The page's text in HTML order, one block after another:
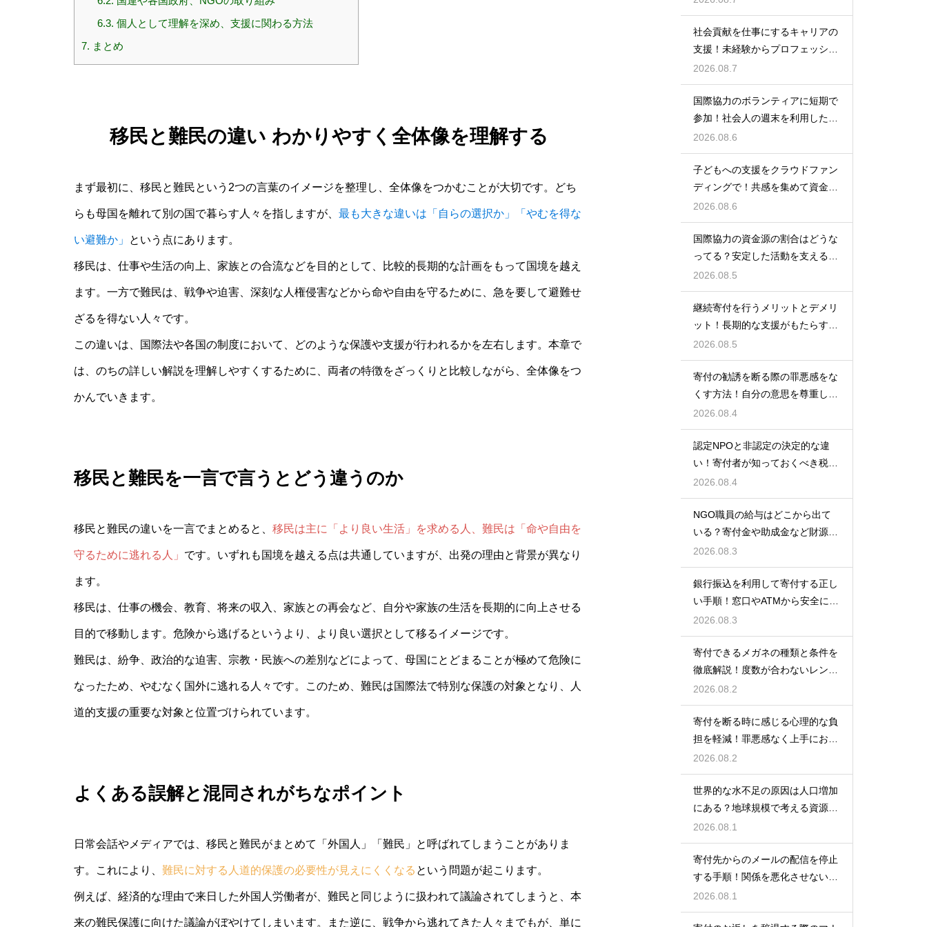
6.3. 個人として理解を深め、支援に関わる方法
7. まとめ
移民と難民の違い わかりやすく全体像を理解する
まず最初に、移民と難民という2つの言葉のイメージを整理し、全体像をつかむことが大切です。どち
らも母国を離れて別の国で暮らす人々を指しますが、 最も大きな違いは「自らの選択か」「やむを得な
い避難か」 という点にあります。
移民は、仕事や生活の向上、家族との合流などを目的として、比較的長期的な計画をもって国境を越え
ます。一方で難民は、戦争や迫害、深刻な人権侵害などから命や自由を守るために、急を要して避難せ
ざるを得ない人々です。
この違いは、国際法や各国の制度において、どのような保護や支援が行われるかを左右します。本章で
は、のちの詳しい解説を理解しやすくするために、両者の特徴をざっくりと比較しながら、全体像をつ
かんでいきます。
移民と難民を一言で言うとどう違うのか
移民と難民の違いを一言でまとめると、 移民は主に「より良い生活」を求める人、難民は「命や自由を
守るために逃れる人」 です。いずれも国境を越える点は共通していますが、出発の理由と背景が異なり
ます。
移民は、仕事の機会、教育、将来の収入、家族との再会など、自分や家族の生活を長期的に向上させる
目的で移動します。危険から逃げるというより、より良い選択として移るイメージです。
難民は、紛争、政治的な迫害、宗教・民族への差別などによって、母国にとどまることが極めて危険に
なったため、やむなく国外に逃れる人々です。このため、難民は国際法で特別な保護の対象となり、人
道的支援の重要な対象と位置づけられています。
よくある誤解と混同されがちなポイント
日常会話やメディアでは、移民と難民がまとめて「外国人」「難民」と呼ばれてしまうことがありま
す。これにより、 難民に対する人道的保護の必要性が見えにくくなる という問題が起こります。
例えば、経済的な理由で来日した外国人労働者が、難民と同じように扱われて議論されてしまうと、本
来の難民保護に向けた議論がぼやけてしまいます。また逆に、戦争から逃れてきた人々までもが、単に
社会貢献を仕事にするキャリアの
支援！未経験からプロフェッショ
ナルへ
2026.08.7
国際協力のボランティアに短期で
参加！社会人の週末を利用した社
会貢献
2026.08.6
子どもへの支援をクラウドファン
ディングで！共感を集めて資金を
調達する
2026.08.6
国際協力の資金源の割合はどうな
ってる？安定した活動を支えるお
金の裏側
2026.08.5
継続寄付を行うメリットとデメリ
ット！長期的な支援がもたらす影
響を徹底解説
2026.08.5
寄付の勧誘を断る際の罪悪感をな
くす方法！自分の意思を尊重して
丁寧に対応
2026.08.4
認定NPOと非認定の決定的な違
い！寄付者が知っておくべき税の
優遇
2026.08.4
NGO職員の給与はどこから出て
いる？寄付金や助成金など財源の
仕組みを徹底解説
2026.08.3
銀行振込を利用して寄付する正し
い手順！窓口やATMから安全に支
援金を送る方法
2026.08.3
寄付できるメガネの種類と条件を
徹底解説！度数が合わないレンズ
でも大丈夫
2026.08.2
寄付を断る時に感じる心理的な負
担を軽減！罪悪感なく上手にお断
りする
2026.08.2
世界的な水不足の原因は人口増加
にある？地球規模で考える資源と
対策
2026.08.1
寄付先からのメールの配信を停止
する手順！関係を悪化させないス
マートなマナー
2026.08.1